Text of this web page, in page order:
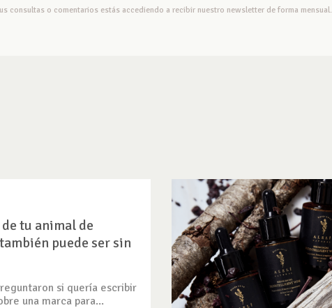
consultas o comentarios estás accediendo a recibir nuestro newsletter de forma mensual.
tu animal de
puede ser sin
si quería escribir
una marca para...